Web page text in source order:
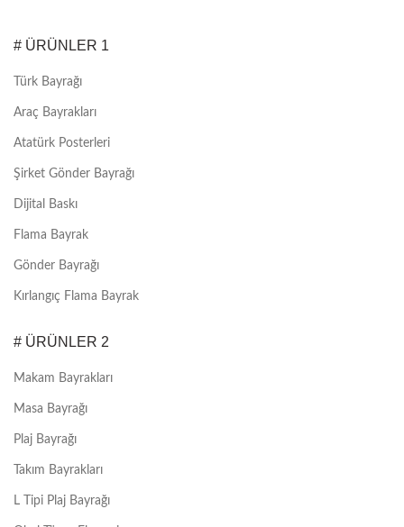
# ÜRÜNLER 1
Türk Bayrağı
Araç Bayrakları
Atatürk Posterleri
Şirket Gönder Bayrağı
Dijital Baskı
Flama Bayrak
Gönder Bayrağı
Kırlangıç Flama Bayrak
# ÜRÜNLER 2
Makam Bayrakları
Masa Bayrağı
Plaj Bayrağı
Takım Bayrakları
L Tipi Plaj Bayrağı